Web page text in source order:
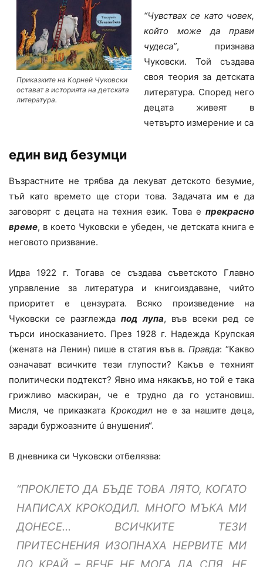
Приказките на Корней Чуковски
остават в историята на детската
литература.
“Чувствах се като човек,
който може да прави
чудеса”, признава
Чуковски. Той създава
своя теория за детската
литература. Според него
децата живеят в
четвърто измерение и са
един вид безумци
Възрастните не трябва да лекуват детското безумие,
тъй като времето ще стори това. Задачата им е да
заговорят с децата на техния език. Това е прекрасно
време, в което Чуковски е убеден, че детската книга е
неговото призвание.
Идва 1922 г. Тогава се създава съветското Главно
управление за литература и книгоиздаване, чийто
приоритет е цензурата. Всяко произведение на
Чуковски се разглежда под лупа, във всеки ред се
търси иносказанието. През 1928 г. Надежда Крупская
(жената на Ленин) пише в статия във в.Правда: “Какво
означават всичките тези глупости? Какъв е техният
политически подтекст? Явно има някакъв, но той е така
грижливо маскиран, че е трудно да го установиш.
Мисля, че приказката Крокодилне е за нашите деца,
заради буржоазните ú внушения“.
В дневника си Чуковски отбелязва:
“ПРОКЛЕТО ДА БЪДЕ ТОВА ЛЯТО, КОГАТО
НАПИСАХ КРОКОДИЛ. МНОГО МЪКА МИ
ДОНЕСЕ… ВСИЧКИТЕ ТЕЗИ
ПРИТЕСНЕНИЯ ИЗОПНАХА НЕРВИТЕ МИ